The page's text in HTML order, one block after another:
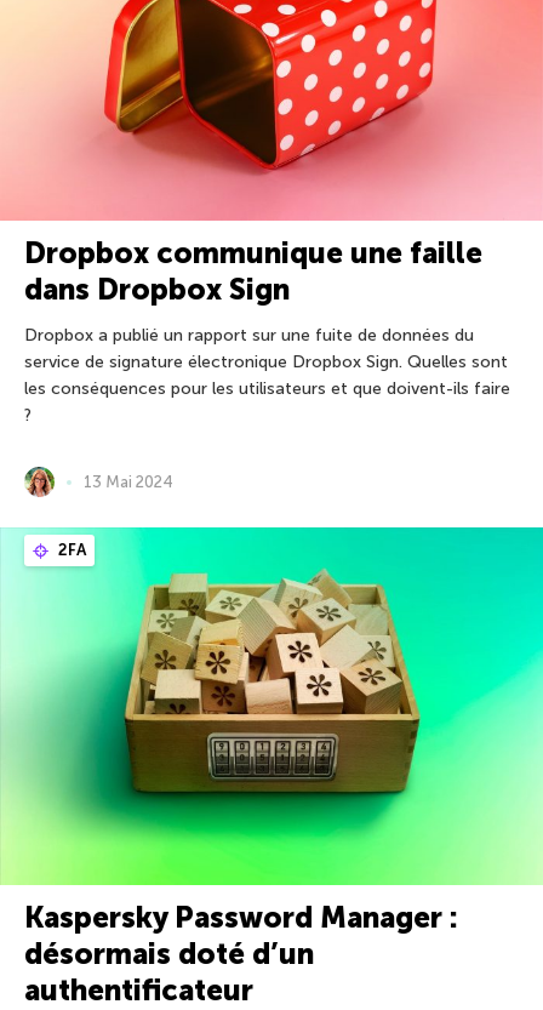
Dropbox communique une faille
dans Dropbox Sign
Dropbox a publié un rapport sur une fuite de données du
service de signature électronique Dropbox Sign. Quelles sont
les conséquences pour les utilisateurs et que doivent-ils faire
?
13 Mai 2024
2FA
Kaspersky Password Manager :
désormais doté d’un
authentificateur